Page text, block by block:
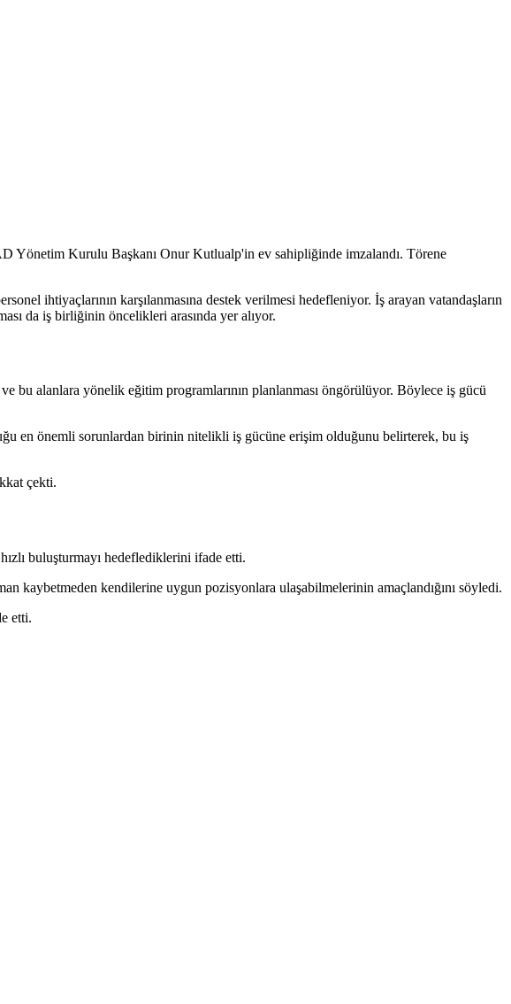
Yönetim Kurulu Başkanı Onur Kutlualp'in ev sahipliğinde imzalandı. Törene
ihtiyaçlarının karşılanmasına destek verilmesi hedefleniyor. İş arayan vatandaşların
da iş birliğinin öncelikleri arasında yer alıyor.
bu alanlara yönelik eğitim programlarının planlanması öngörülüyor. Böylece iş gücü
en önemli sorunlardan birinin nitelikli iş gücüne erişim olduğunu belirterek, bu iş
çekti.
buluşturmayı hedeflediklerini ifade etti.
kaybetmeden kendilerine uygun pozisyonlara ulaşabilmelerinin amaçlandığını söyledi.
etti.